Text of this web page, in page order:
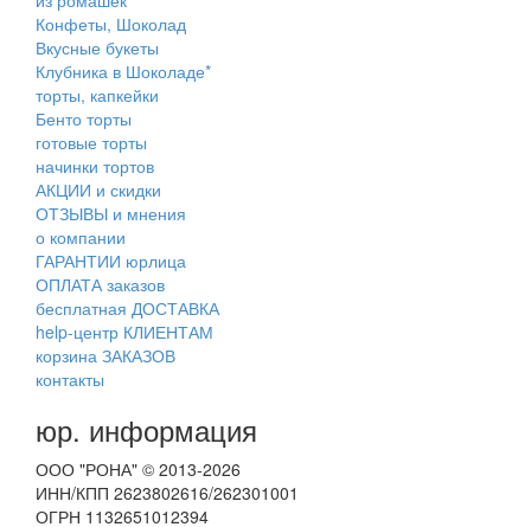
Конфеты, Шоколад
Вкусные букеты
Клубника в Шоколаде*
торты, капкейки
Бенто торты
готовые торты
начинки тортов
АКЦИИ и скидки
ОТЗЫВЫ и мнения
о компании
ГАРАНТИИ юрлица
ОПЛАТА заказов
бесплатная ДОСТАВКА
help-центр КЛИЕНТАМ
корзина ЗАКАЗОВ
контакты
юр. информация
ООО "РОНА" © 2013-2026
ИНН/КПП 2623802616/262301001
ОГРН 1132651012394